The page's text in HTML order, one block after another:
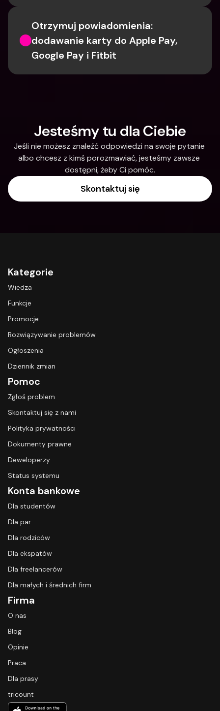
Otrzymuj powiadomienia:
dodawanie karty do Apple Pay,
Google Pay i Fitbit
Jesteśmy tu dla Ciebie
Jeśli nie możesz znaleźć odpowiedzi na swoje pytanie
albo chcesz z kimś porozmawiać, jesteśmy zawsze
dostępni, żeby Ci pomóc.
Skontaktuj się
Kategorie
Wiedza
Funkcje
Promocje
Rozwiązywanie problemów
Ogłoszenia
Dziennik zmian
Pomoc
Zgłoś problem
Skontaktuj się z nami
Polityka prywatności
Dokumenty prawne
Deweloperzy
Status systemu
Konta bankowe
Dla studentów
Dla par
Dla rodziców
Dla ekspatów
Dla freelancerów
Dla małych i średnich firm
Firma
O nas
Blog
Opinie
Praca
Dla prasy
tricount